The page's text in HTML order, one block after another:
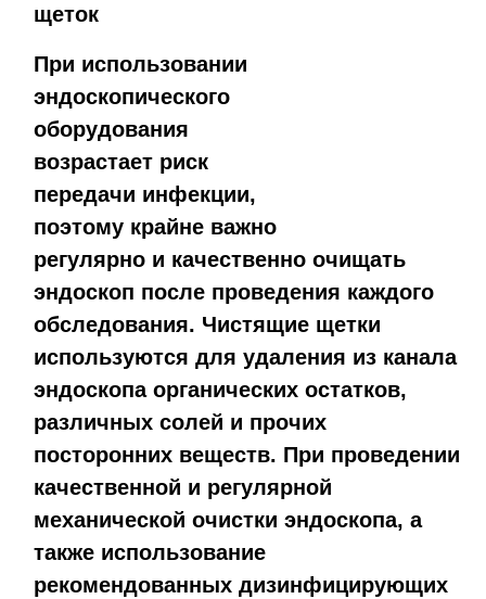
щеток
При использовании
эндоскопического
оборудования
возрастает риск
передачи инфекции,
поэтому крайне важно
регулярно и качественно очищать
эндоскоп после проведения каждого
обследования. Чистящие щетки
используются для удаления из канала
эндоскопа органических остатков,
различных солей и прочих
посторонних веществ. При проведении
качественной и регулярной
механической очистки эндоскопа, а
также использование
рекомендованных дизинфицирующих